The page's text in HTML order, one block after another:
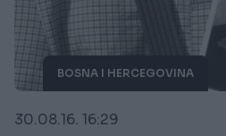
BOSNA I HERCEGOVINA
30.08.16. 16:29